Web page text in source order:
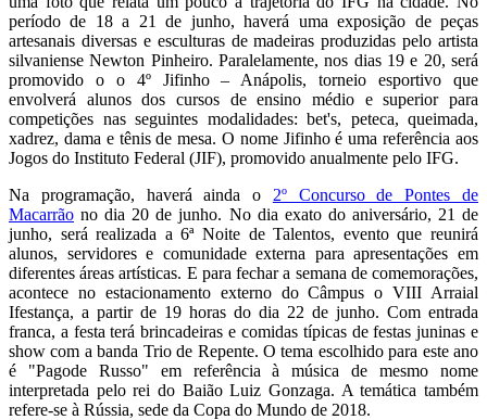
período de 18 a 21 de junho, haverá uma exposição de peças
artesanais diversas e esculturas de madeiras produzidas pelo artista
silvaniense Newton Pinheiro. Paralelamente, nos dias 19 e 20, será
promovido o o 4º Jifinho – Anápolis, torneio esportivo que
envolverá alunos dos cursos de ensino médio e superior para
competições nas seguintes modalidades: bet's, peteca, queimada,
xadrez, dama e tênis de mesa. O nome Jifinho é uma referência aos
Jogos do Instituto Federal (JIF), promovido anualmente pelo IFG.
Na programação, haverá ainda o 2º Concurso de Pontes de
Macarrão no dia 20 de junho. No dia exato do aniversário, 21 de
junho, será realizada a 6ª Noite de Talentos, evento que reunirá
alunos, servidores e comunidade externa para apresentações em
diferentes áreas artísticas. E para fechar a semana de comemorações,
acontece no estacionamento externo do Câmpus o VIII Arraial
Ifestança, a partir de 19 horas do dia 22 de junho. Com entrada
franca, a festa terá brincadeiras e comidas típicas de festas juninas e
show com a banda Trio de Repente. O tema escolhido para este ano
é "Pagode Russo" em referência à música de mesmo nome
interpretada pelo rei do Baião Luiz Gonzaga. A temática também
refere-se à Rússia, sede da Copa do Mundo de 2018.